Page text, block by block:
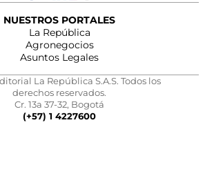
NUESTROS PORTALES
La República
Agronegocios
Asuntos Legales
La República S.A.S. Todos los
derechos reservados.
Cr. 13a 37-32, Bogotá
(+57) 1 4227600